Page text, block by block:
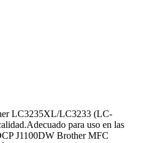
LC3235XL/LC3233 (LC-
para uso en las
J1100DW Brother MFC